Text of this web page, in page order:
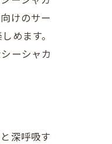
けのサー
めます。
ーシャカ
深呼吸す